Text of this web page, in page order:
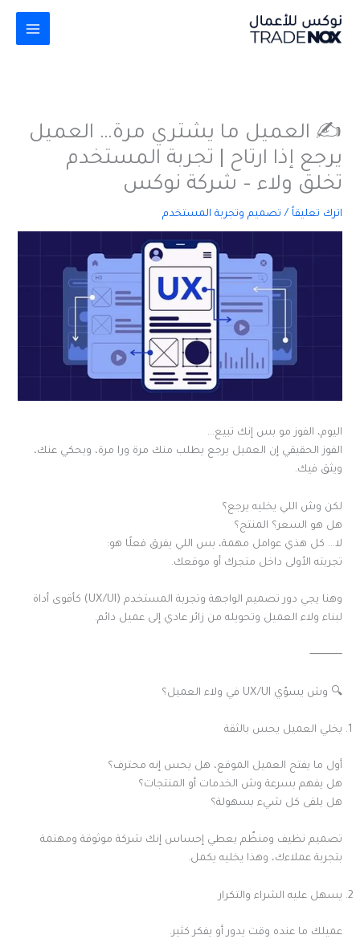
المحتوى
✍️ العميل ما يشتري مرة… العميل
يرجع إذا ارتاح | تجربة المستخدم
تخلق ولاء – شركة نوكس
اترك تعليقاً / تصميم وتجربة المستخدم
اليوم، الفوز مو بس إنك تبيع…
الفوز الحقيقي إن العميل يرجع يطلب منك مرة ورا مرة، ويحكي عنك،
ويثق فيك.
لكن وش اللي يخليه يرجع؟
هل هو السعر؟ المنتج؟
لا… كل هذي عوامل مهمة، بس اللي يفرق فعلًا هو:
تجربته الأولى داخل متجرك أو موقعك.
وهنا يجي دور تصميم الواجهة وتجربة المستخدم (UX/UI) كأقوى أداة
لبناء ولاء العميل وتحويله من زائر عادي إلى عميل دائم.
⸻
🔍 وش يسوّي UX/UI في ولاء العميل؟
يخلي العميل يحس بالثقة
أول ما يفتح العميل الموقع، هل يحس إنه محترف؟
هل يفهم بسرعة وش الخدمات أو المنتجات؟
هل يلقى كل شيء بسهولة؟
تصميم نظيف ومنظّم يعطي إحساس إنك شركة موثوقة ومهتمة
بتجربة عملاءك، وهذا يخليه يكمل.
يسهل عليه الشراء والتكرار
عميلك ما عنده وقت يدور أو يفكر كثير.